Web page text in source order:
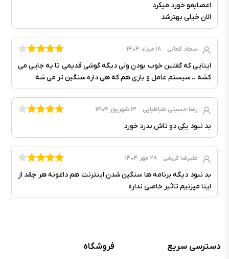
اعصابمو خورد میکرد
الان خیلی بهترشد
سجاد کمالی ۱۸ مرداد ۱۴۰۴
اینایی که گفتین خوب بودن ولی دیگه گوشی قدیمی تا یه جایی می
کشه ،، سیستم عامل و بازی هم که هی داره سنگین تر می شه
رضا حسینی طباطبایی ۱۳ شهریور ۱۴۰۴
بد نبود یکی دو تاش بدرد خورد
علیرضا کریمی ۲۸ مهر ۱۴۰۴
بد نبود دیگه برنامه ها سنگین شدن اینترنت هم داغونه هر چقد از
اینا میزنیم تاثیر خاصی نداره
دسترسی سریع فروشگاه